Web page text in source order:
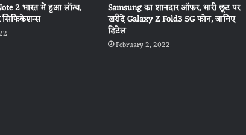
2 भारत में हुआ लॉन्च,
सिफिकेशन्स
Samsung का शानदार ऑफर, भारी छूट पर
खरीदें Galaxy Z Fold3 5G फोन, जानिए
डिटेल
February 2, 2022